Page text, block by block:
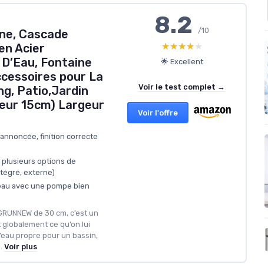
Cascade
Acier
Fontaine
pour La
Patio,Jardin
15cm) Largeur
finition correcte
options de
externe)
avec une pompe bien
de 30 cm, c’est un
ce qu’on lui
propre pour un bassin,
Voir plus
8.2/10
★★★★★
★★★★★
🌟 Excellent
Voir le test complet →
Voir l'offre